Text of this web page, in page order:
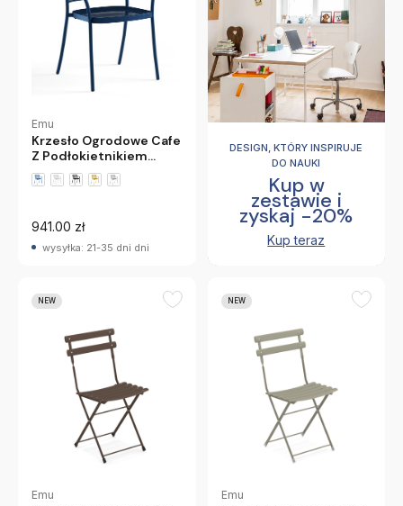
Emu
Krzesło Ogrodowe Cafe
Z Podłokietnikiem
Ciemnoniebieskie Emu
941.00 zł
wysyłka: 21-35 dni dni
DESIGN, KTÓRY INSPIRUJE
DO NAUKI
Kup w
zestawie i
zyskaj -20%
Kup teraz
NEW
Emu
NEW
Emu